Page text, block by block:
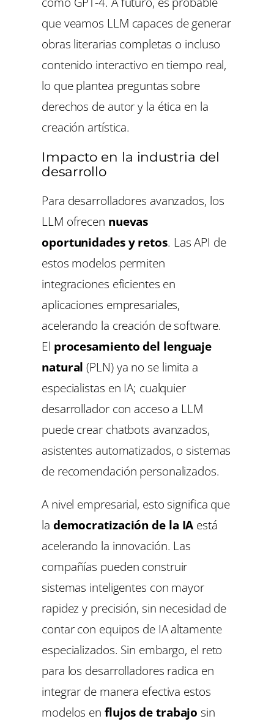
que veamos LLM capaces de generar
obras literarias completas o incluso
contenido interactivo en tiempo real,
lo que plantea preguntas sobre
derechos de autor y la ética en la
creación artística.
Impacto en la industria del
desarrollo
Para desarrolladores avanzados, los
LLM ofrecen nuevas
oportunidades y retos. Las API de
estos modelos permiten
integraciones eficientes en
aplicaciones empresariales,
acelerando la creación de software.
El procesamiento del lenguaje
natural (PLN) ya no se limita a
especialistas en IA; cualquier
desarrollador con acceso a LLM
puede crear chatbots avanzados,
asistentes automatizados, o sistemas
de recomendación personalizados.
A nivel empresarial, esto significa que
la democratización de la IA está
acelerando la innovación. Las
compañías pueden construir
sistemas inteligentes con mayor
rapidez y precisión, sin necesidad de
contar con equipos de IA altamente
especializados. Sin embargo, el reto
para los desarrolladores radica en
integrar de manera efectiva estos
modelos en flujos de trabajo sin